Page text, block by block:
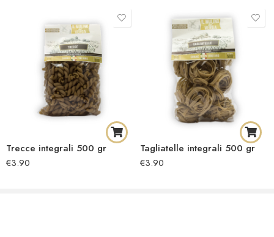
Trecce integrali 500 gr
€3.90
Tagliatelle integrali 500 gr
€3.90